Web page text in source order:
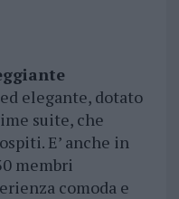
elegante, dotato
suite, che
E’ anche in
membri
comoda e